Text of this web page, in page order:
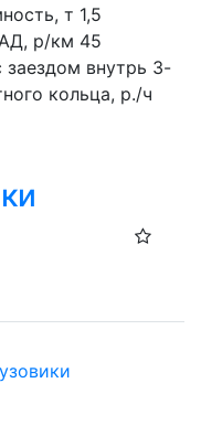
т 1,5
р/км 45
внутрь 3-
кольца, р./ч